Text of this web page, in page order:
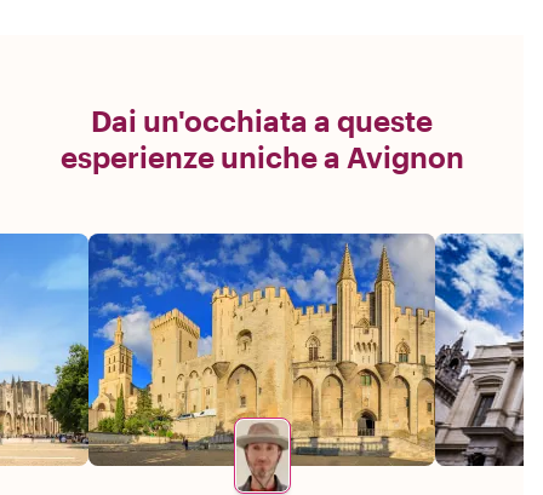
Dai un'occhiata a queste
esperienze uniche a Avignon